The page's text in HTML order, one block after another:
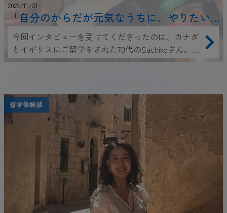
2023/11/23
「自分のからだが元気なうちに、やりたい
ことをやる」シニア留学をしたSachikoさん
の留学体験談
今回インタビューを受けてくださったのは、カナダ
とイギリスにご留学をされた70代のSachikoさん。自
分の進む道は自分で選んで決めて、間違いを恐れず
留学体験談